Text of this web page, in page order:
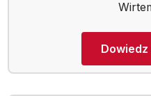
Dowiedz